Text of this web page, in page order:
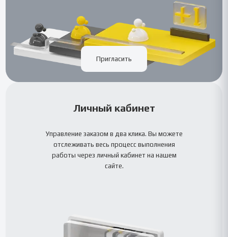
Пригласить
Личный кабинет
Управление заказом в два клика. Вы можете
отслеживать весь процесс выполнения
работы через личный кабинет на нашем
сайте.